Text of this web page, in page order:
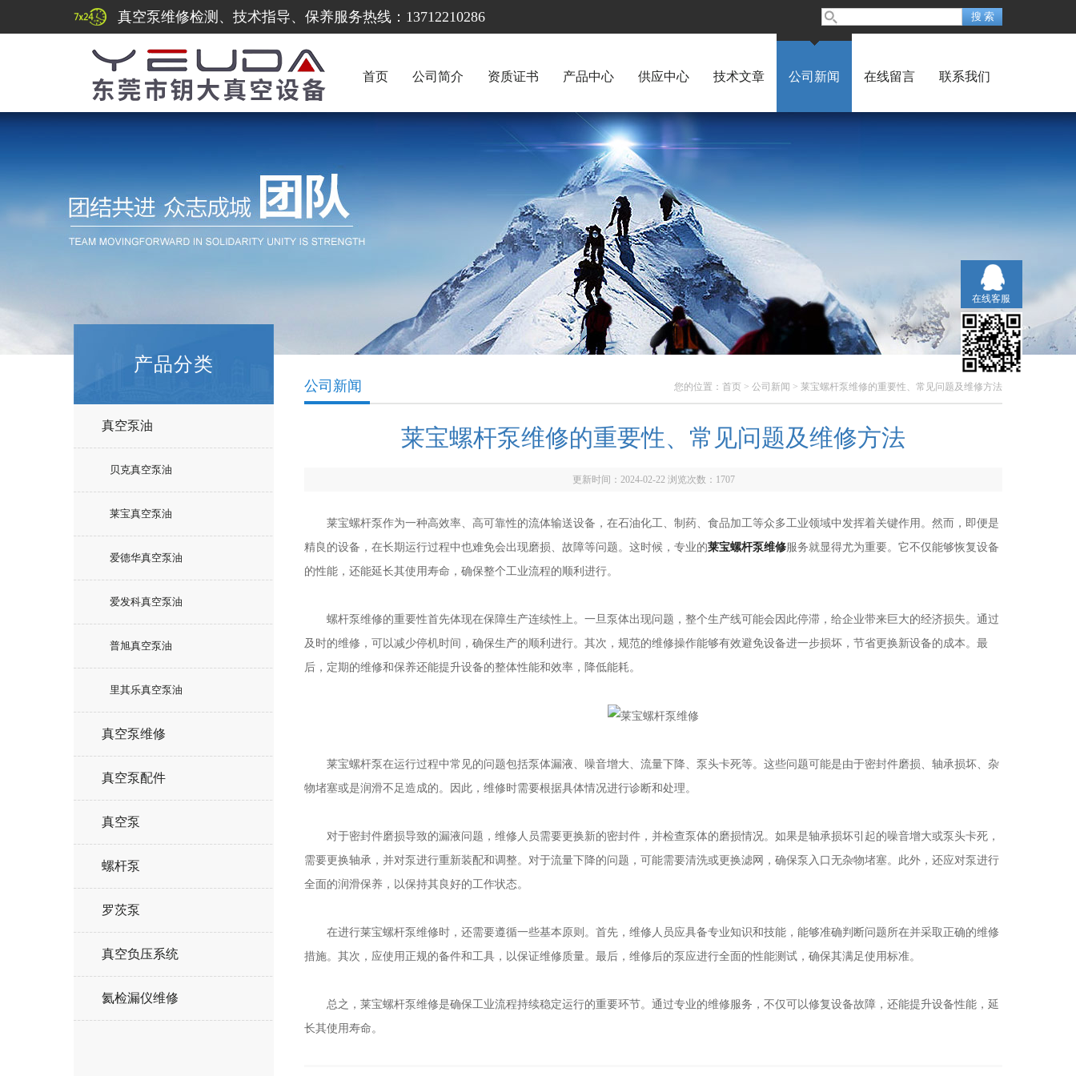
真空泵维修检测、技术指导、保养服务热线：13712210286
首页 公司简介 资质证书 产品中心 供应中心 技术文章 公司新闻 在线留言 联系我们
产品分类
真空泵油
贝克真空泵油
莱宝真空泵油
爱德华真空泵油
爱发科真空泵油
普旭真空泵油
里其乐真空泵油
真空泵维修
真空泵配件
真空泵
螺杆泵
罗茨泵
真空负压系统
氦检漏仪维修
您的位置： 首页 > 公司新闻 > 莱宝螺杆泵维修的重要性、常见问题及维修方法
公司新闻
莱宝螺杆泵维修的重要性、常见问题及维修方法
更新时间：2024-02-22 浏览次数： 1707
莱宝螺杆泵作为一种高效率、高可靠性的流体输送设备，在石油化工、制药、食品加工等众多工业领域中发挥着关键作用。然而，即便是
精良的设备，在长期运行过程中也难免会出现磨损、故障等问题。这时候，专业的莱宝螺杆泵维修服务就显得尤为重要。它不仅能够恢复设备
的性能，还能延长其使用寿命，确保整个工业流程的顺利进行。
螺杆泵维修的重要性首先体现在保障生产连续性上。一旦泵体出现问题，整个生产线可能会因此停滞，给企业带来巨大的经济损失。通过
及时的维修，可以减少停机时间，确保生产的顺利进行。其次，规范的维修操作能够有效避免设备进一步损坏，节省更换新设备的成本。最
后，定期的维修和保养还能提升设备的整体性能和效率，降低能耗。
莱宝螺杆泵在运行过程中常见的问题包括泵体漏液、噪音增大、流量下降、泵头卡死等。这些问题可能是由于密封件磨损、轴承损坏、杂
物堵塞或是润滑不足造成的。因此，维修时需要根据具体情况进行诊断和处理。
对于密封件磨损导致的漏液问题，维修人员需要更换新的密封件，并检查泵体的磨损情况。如果是轴承损坏引起的噪音增大或泵头卡死，
需要更换轴承，并对泵进行重新装配和调整。对于流量下降的问题，可能需要清洗或更换滤网，确保泵入口无杂物堵塞。此外，还应对泵进行
全面的润滑保养，以保持其良好的工作状态。
在进行莱宝螺杆泵维修时，还需要遵循一些基本原则。首先，维修人员应具备专业知识和技能，能够准确判断问题所在并采取正确的维修
措施。其次，应使用正规的备件和工具，以保证维修质量。最后，维修后的泵应进行全面的性能测试，确保其满足使用标准。
总之，莱宝螺杆泵维修是确保工业流程持续稳定运行的重要环节。通过专业的维修服务，不仅可以修复设备故障，还能提升设备性能，延
长其使用寿命。
在线客服